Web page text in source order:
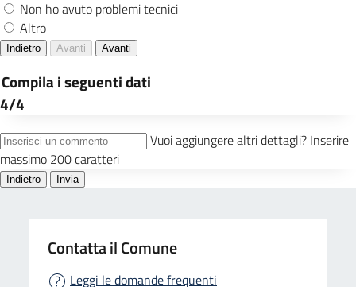
Contatta il Comune
Leggi le domande frequenti